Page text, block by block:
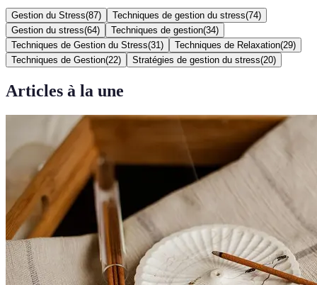
Gestion du Stress(87) Techniques de gestion du stress(74)
Gestion du stress(64) Techniques de gestion(34)
Techniques de Gestion du Stress(31 ) Techniques de Relaxation(29)
Techniques de Gestion(22) Stratégies de gestion du stress(20)
Articles à la une